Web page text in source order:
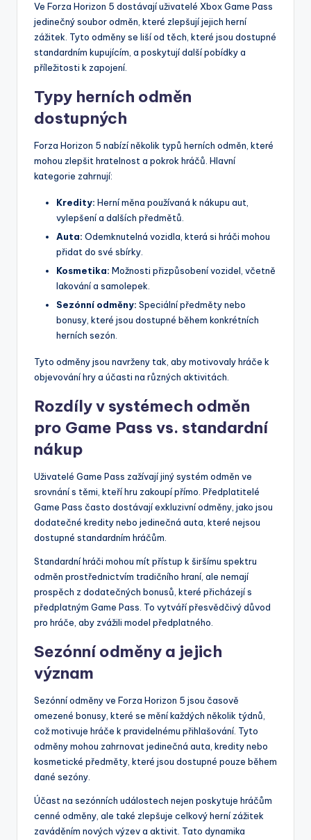
Ve Forza Horizon 5 dostávají uživatelé Xbox Game Pass
jedinečný soubor odměn, které zlepšují jejich herní
zážitek. Tyto odměny se liší od těch, které jsou dostupné
standardním kupujícím, a poskytují další pobídky a
příležitosti k zapojení.
Typy herních odměn
dostupných
Forza Horizon 5 nabízí několik typů herních odměn, které
mohou zlepšit hratelnost a pokrok hráčů. Hlavní
kategorie zahrnují:
Kredity: Herní měna používaná k nákupu aut,
vylepšení a dalších předmětů.
Auta: Odemknutelná vozidla, která si hráči mohou
přidat do své sbírky.
Kosmetika: Možnosti přizpůsobení vozidel, včetně
lakování a samolepek.
Sezónní odměny: Speciální předměty nebo
bonusy, které jsou dostupné během konkrétních
herních sezón.
Tyto odměny jsou navrženy tak, aby motivovaly hráče k
objevování hry a účasti na různých aktivitách.
Rozdíly v systémech odměn
pro Game Pass vs. standardní
nákup
Uživatelé Game Pass zažívají jiný systém odměn ve
srovnání s těmi, kteří hru zakoupí přímo. Předplatitelé
Game Pass často dostávají exkluzivní odměny, jako jsou
dodatečné kredity nebo jedinečná auta, které nejsou
dostupné standardním hráčům.
Standardní hráči mohou mít přístup k širšímu spektru
odměn prostřednictvím tradičního hraní, ale nemají
prospěch z dodatečných bonusů, které přicházejí s
předplatným Game Pass. To vytváří přesvědčivý důvod
pro hráče, aby zvážili model předplatného.
Sezónní odměny a jejich
význam
Sezónní odměny ve Forza Horizon 5 jsou časově
omezené bonusy, které se mění každých několik týdnů,
což motivuje hráče k pravidelnému přihlašování. Tyto
odměny mohou zahrnovat jedinečná auta, kredity nebo
kosmetické předměty, které jsou dostupné pouze během
dané sezóny.
Účast na sezónních událostech nejen poskytuje hráčům
cenné odměny, ale také zlepšuje celkový herní zážitek
zaváděním nových výzev a aktivit. Tato dynamika